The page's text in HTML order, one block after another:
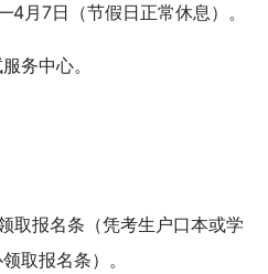
月7日（节假日正常休息）。
务中心。
取报名条（凭考生户口本或学
取报名条）。